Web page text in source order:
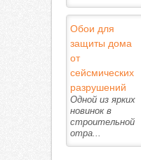
Обои для
защиты дома
от
сейсмических
разрушений
Одной из ярких
новинок в
строительной
отра...